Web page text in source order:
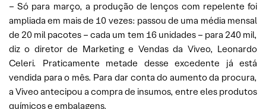
– Só para março, a produção de lenços com repelente foi
ampliada em mais de 10 vezes: passou de uma média mensal
de 20 mil pacotes – cada um tem 16 unidades – para 240 mil,
diz o diretor de Marketing e Vendas da Viveo, Leonardo
Celeri. Praticamente metade desse excedente já está
vendida para o mês. Para dar conta do aumento da procura,
a Viveo antecipou a compra de insumos, entre eles produtos
químicos e embalagens.